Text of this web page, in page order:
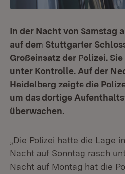
In der Nacht von Samstag
auf dem Stuttgarter
Großeinsatz der Polizei.
unter Kontrolle. Auf der
Heidelberg zeigte die
um das dortige
überwachen.
„Die Polizei hatte die Lage
Nacht auf Sonntag rasch
Nacht auf Montag hat die